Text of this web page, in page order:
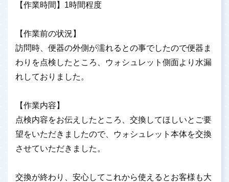
【作業時間】1時間程度
【作業前の状況】
訪問時、便器の外側が濡れるとの事でしたので便器ま
わりを点検したところ、ウォシュレット側面より水漏
れしておりました。
【作業内容】
点検内容をお伝えしたところ、交換してほしいとご要
望をいただきましたので、ウォシュレット本体を交換
させていただきました。
交換が終わり、安心してこれから使えるとお客様も大